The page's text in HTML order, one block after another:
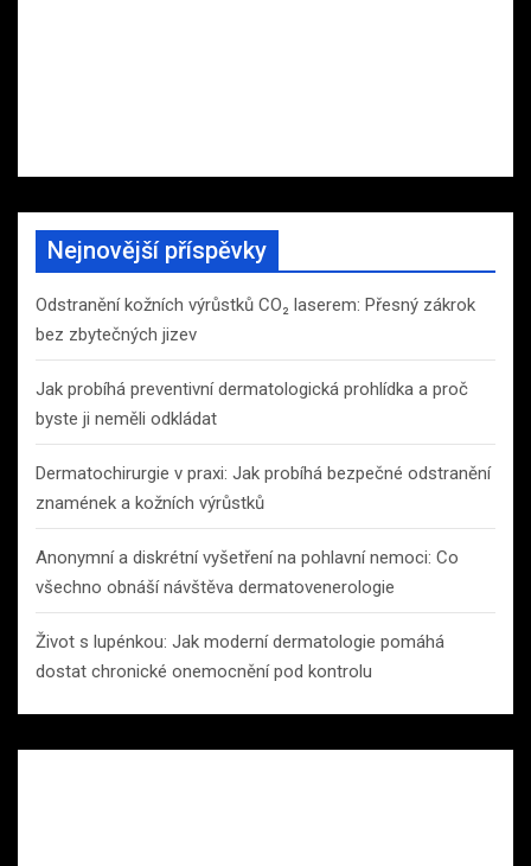
Nejnovější příspěvky
Odstranění kožních výrůstků CO₂ laserem: Přesný zákrok
bez zbytečných jizev
Jak probíhá preventivní dermatologická prohlídka a proč
byste ji neměli odkládat
Dermatochirurgie v praxi: Jak probíhá bezpečné odstranění
znamének a kožních výrůstků
Anonymní a diskrétní vyšetření na pohlavní nemoci: Co
všechno obnáší návštěva dermatovenerologie
Život s lupénkou: Jak moderní dermatologie pomáhá
dostat chronické onemocnění pod kontrolu